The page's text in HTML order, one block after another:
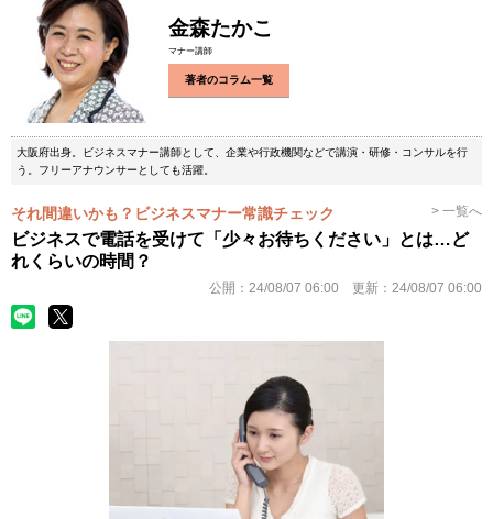
金森たかこ
マナー講師
著者のコラム一覧
大阪府出身。ビジネスマナー講師として、企業や行政機関などで講演・研修・コンサルを行
う。フリーアナウンサーとしても活躍。
それ間違いかも？ビジネスマナー常識チェック > 一覧へ
ビジネスで電話を受けて「少々お待ちください」とは…ど
れくらいの時間？
公開： 24/08/07 06:00 更新： 24/08/07 06:00